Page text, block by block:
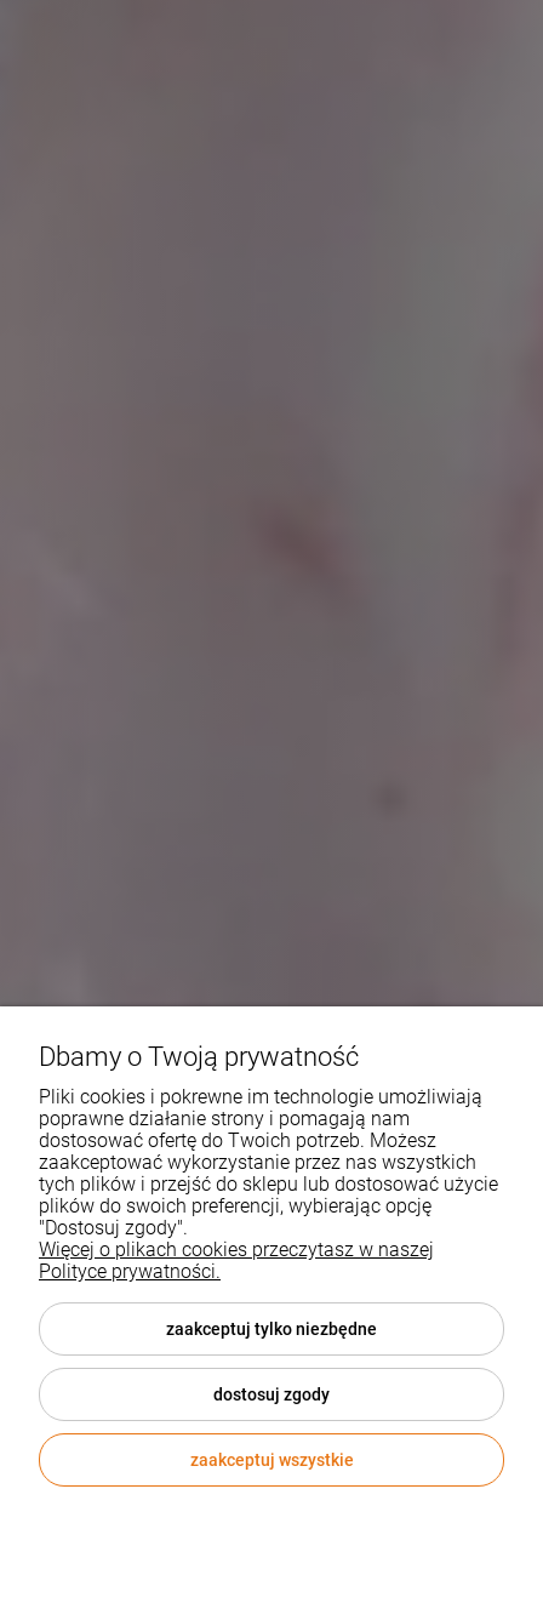
Dbamy o Twoją prywatność
Pliki cookies i pokrewne im technologie umożliwiają
poprawne działanie strony i pomagają nam
dostosować ofertę do Twoich potrzeb. Możesz
zaakceptować wykorzystanie przez nas wszystkich
tych plików i przejść do sklepu lub dostosować użycie
plików do swoich preferencji, wybierając opcję
"Dostosuj zgody".
Więcej o plikach cookies przeczytasz w naszej
Polityce prywatności.
zaakceptuj tylko niezbędne
dostosuj zgody
zaakceptuj wszystkie